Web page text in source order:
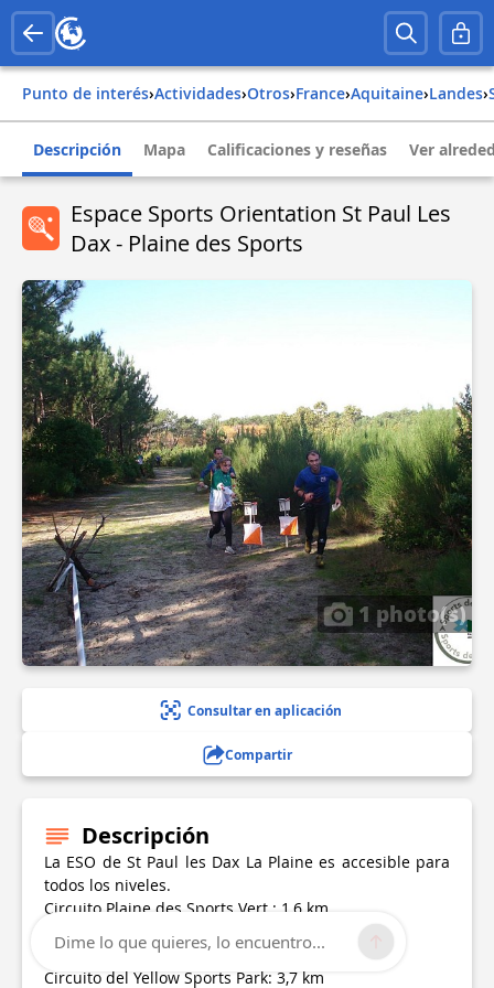
Punto de interés› Actividades› Otros› france› aquitaine› landes›
Descripción Mapa Calificaciones y reseñas Ver
Espace Sports Orientation St Paul Les
Dax - Plaine des Sports
1 photo(s)
Consultar en aplicación
Compartir
Descripción
La ESO de St Paul les Dax La Plaine es accesible para
todos los niveles.
Circuito Plaine des Sports Vert : 1,6 km
Circuito largo Plaine des Sports Green: 2,2 km
Circuito azul de Plaine des Sports: 2,9 km
Circuito del Yellow Sports Park: 3,7 km
Dime lo que quieres, lo encuentro...